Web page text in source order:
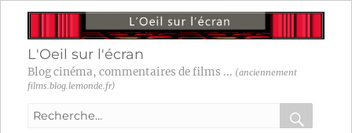
L'Oeil sur l'écran
Blog cinéma, commentaires de films ... (anciennement
films.blog.lemonde.fr)
Recherche